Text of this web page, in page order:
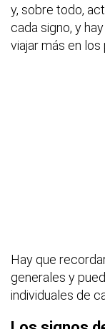
y, sobre todo,
cada signo, y
viajar más en los
Hay que
generales y
individuales de